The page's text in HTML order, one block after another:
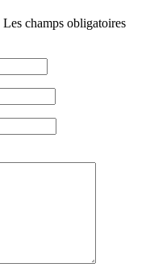
Les champs obligatoires